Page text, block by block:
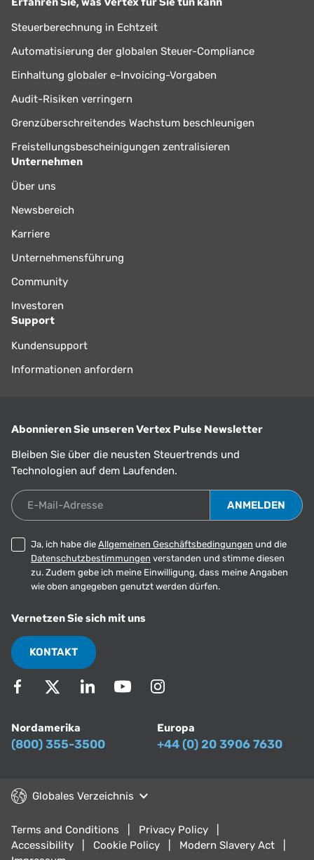
Steuerberechnung in Echtzeit
Automatisierung der globalen Steuer-Compliance
Einhaltung globaler e-Invoicing-Vorgaben
Audit-Risiken verringern
Grenzüberschreitendes Wachstum beschleunigen
Freistellungsbescheinigungen zentralisieren
Unternehmen
Über uns
Newsbereich
Karriere
Unternehmensführung
Community
Investoren
Support
Kundensupport
Informationen anfordern
Abonnieren Sie unseren Vertex Pulse Newsletter
Bleiben Sie über die neusten Steuertrends und
Technologien auf dem Laufenden.
E-Mail-Adresse
Ja, ich habe die Allgemeinen Geschäftsbedingungen und die
Datenschutzbestimmungen verstanden und stimme diesen
zu. Zudem gebe ich meine Einwilligung, dass meine Angaben
wie oben angegeben genutzt werden dürfen.
Vernetzen Sie sich mit uns
KONTAKT
Nordamerika
(800) 355-3500
Europa
+44 (0) 20 3906 7630
Globales Verzeichnis
Terms and Conditions
Privacy Policy
Accessibility
Cookie Policy
Modern Slavery Act